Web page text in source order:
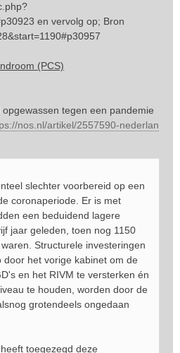
en vervolg op; Bron
(PCS)
tegen een pandemie
nos.nl/artikel/2557590-nederlan
slechter voorbereid op een
coronaperiode. Er is met
een beduidend lagere
jaar geleden, toen nog 1150
Structurele investeringen
door het vorige kabinet om de
en het RIVM te versterken én
te houden, worden door de
grotendeels ongedaan
toegezegd deze